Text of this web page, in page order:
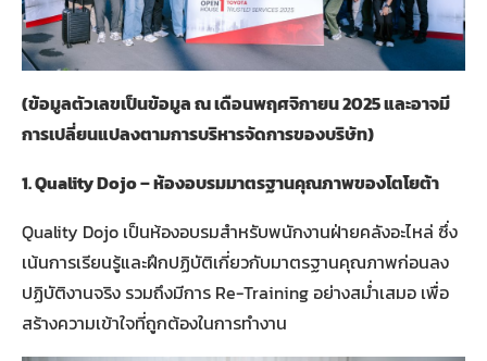
(ข้อมูลตัวเลขเป็นข้อมูล ณ เดือนพฤศจิกายน2025และอาจมี
การเปลี่ยนแปลงตามการบริหารจัดการของบริษัท)
1. Quality Dojo –ห้องอบรมมาตรฐานคุณภาพของโตโยต้า
Quality Dojo เป็นห้องอบรมสำหรับพนักงานฝ่ายคลังอะไหล่ ซึ่ง
เน้นการเรียนรู้และฝึกปฏิบัติเกี่ยวกับมาตรฐานคุณภาพก่อนลง
ปฏิบัติงานจริง รวมถึงมีการ Re-Training อย่างสม่ำเสมอ เพื่อ
สร้างความเข้าใจที่ถูกต้องในการทำงาน